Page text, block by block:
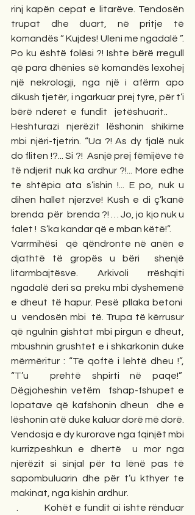
rinj kapën cepat e litarëve. Tendosën
trupat dhe duart, në pritje të
komandës “ Kujdes! Uleni me ngadalë ”.
Po ku është folësi ?! Ishte bërë rregull
që para dhënies së komandës lexohej
një nekrologji, nga një i afërm apo
dikush tjetër, i ngarkuar prej tyre, për t’i
bërë nderet e fundit  jetëshuarit..
Heshturazi njerëzit lëshonin shikime
mbi njëri-tjetrin. “Ua ?! As dy fjalë nuk
do fliten !?... Si ?!  Asnjë prej fëmijëve të
të ndjerit nuk ka ardhur ?!... More edhe
te shtëpia ata s’ishin !... E po, nuk u
dihen hallet njerzve! Kush e di ç’kanë
brenda  për  brenda ?! … Jo, jo kjo nuk u
falet !  S’ka kandar që e mban këtë!”.
Varrmihësi  që qëndronte në anën e
djathtë të gropës u bëri  shenjë
litarmbajtësve. Arkivoli rrëshqiti
ngadalë deri sa preku mbi dyshemenë
e dheut të hapur. Pesë pllaka betoni
u  vendosën mbi  të. Trupa të kërrusur
që ngulnin gishtat mbi pirgun e dheut,
mbushnin grushtet e i shkarkonin duke
mërmëritur : “Të qoftë i lehtë dheu !”,
“T’u  prehtë shpirti në paqe!”
Dëgjoheshin vetëm  fshap-fshupet e
lopatave që kafshonin dheun  dhe e
lëshonin atë duke kaluar dorë më dorë.
Vendosja e dy kurorave nga fqinjët mbi
kurrizpeshkun e dhertë  u mor nga
njerëzit si sinjal për ta lënë pas të
sapombuluarin dhe për t’u kthyer te
makinat, nga kishin ardhur.
.          Kohët e fundit ai ishte rënduar